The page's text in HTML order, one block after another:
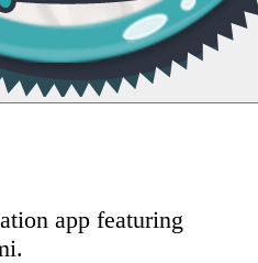
app featuring